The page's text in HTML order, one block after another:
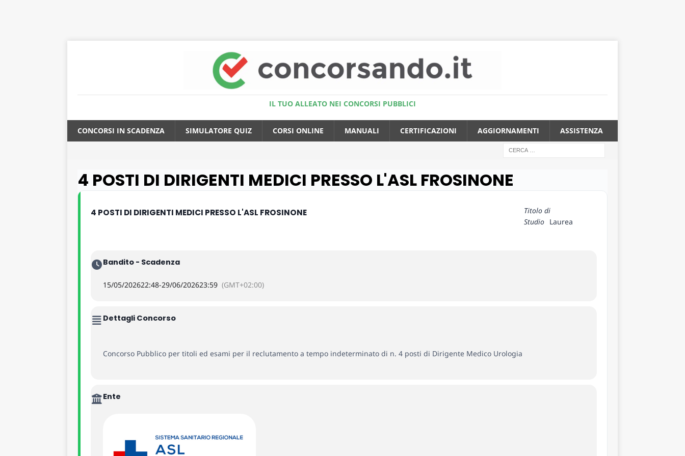
IL TUO ALLEATO NEI CONCORSI PUBBLICI
CONCORSI IN SCADENZA SIMULATORE QUIZ CORSI ONLINE MANUALI CERTIFICAZIONI AGGIORNAMENTI ASSISTENZA
4 POSTI DI DIRIGENTI MEDICI PRESSO L'ASL FROSINONE
4 POSTI DI DIRIGENTI MEDICI PRESSO L'ASL FROSINONE
Titolo di
Studio Laurea
Bandito - Scadenza
15/05/202622:48-29/06/202623:59 (GMT+02:00)
Dettagli Concorso
Concorso Pubblico per titoli ed esami per il reclutamento a tempo indeterminato di n. 4 posti di Dirigente Medico Urologia
Ente